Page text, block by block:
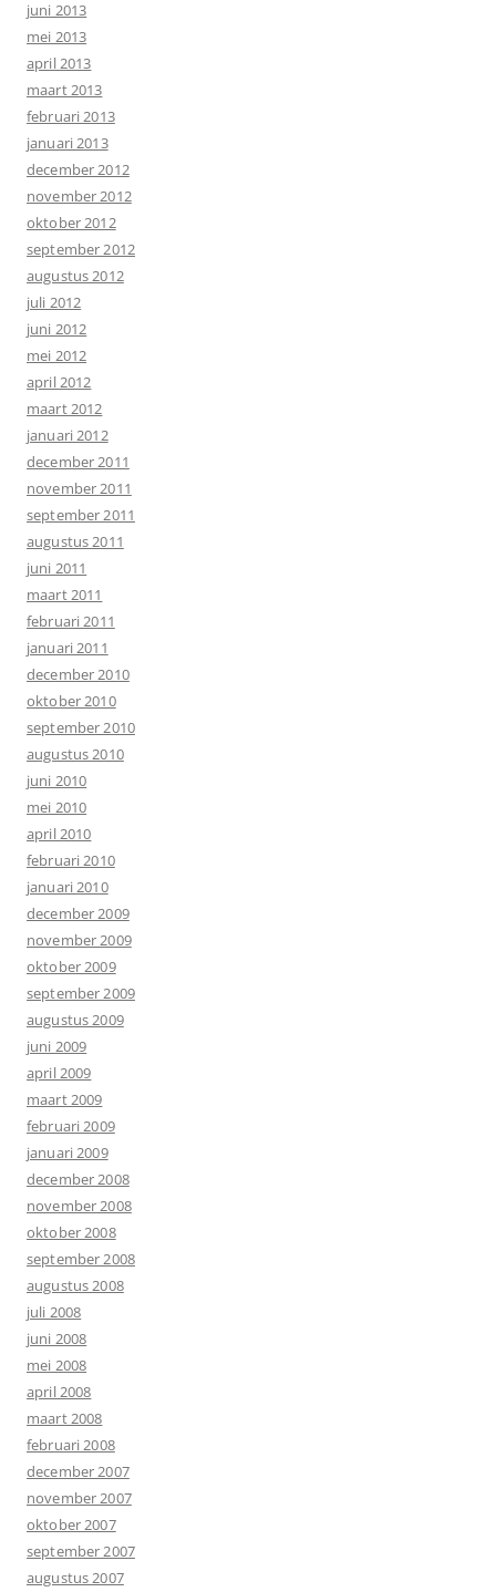
juni 2013
mei 2013
april 2013
maart 2013
februari 2013
januari 2013
december 2012
november 2012
oktober 2012
september 2012
augustus 2012
juli 2012
juni 2012
mei 2012
april 2012
maart 2012
januari 2012
december 2011
november 2011
september 2011
augustus 2011
juni 2011
maart 2011
februari 2011
januari 2011
december 2010
oktober 2010
september 2010
augustus 2010
juni 2010
mei 2010
april 2010
februari 2010
januari 2010
december 2009
november 2009
oktober 2009
september 2009
augustus 2009
juni 2009
april 2009
maart 2009
februari 2009
januari 2009
december 2008
november 2008
oktober 2008
september 2008
augustus 2008
juli 2008
juni 2008
mei 2008
april 2008
maart 2008
februari 2008
december 2007
november 2007
oktober 2007
september 2007
augustus 2007